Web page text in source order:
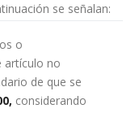
se señalan:
o
artículo no
de que se
considerando